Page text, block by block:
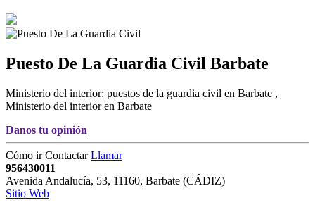
Puesto De La Guardia Civil Barbate
Ministerio del interior: puestos de la guardia civil en Barbate ,
Ministerio del interior en Barbate
Danos tu opinión
Cómo irContactarLlamar
956430011
Avenida Andalucía, 53, 11160, Barbate (CÁDIZ)
Sitio Web